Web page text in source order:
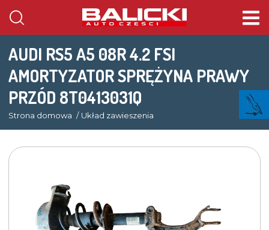
AUDI RS5 A5 08R 4.2 FSI
AMORTYZATOR SPRĘŻYNA PRAWY
PRZÓD 8T0413031Q
Strona domowa Układ zawieszenia